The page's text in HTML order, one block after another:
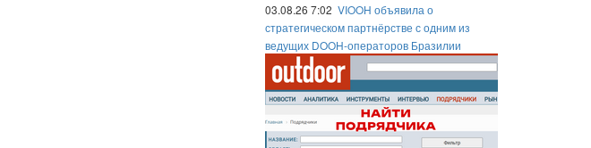
03.08.26 7:02 VIOOH объявила о
стратегическом партнёрстве с одним из
ведущих DOOH-операторов Бразилии